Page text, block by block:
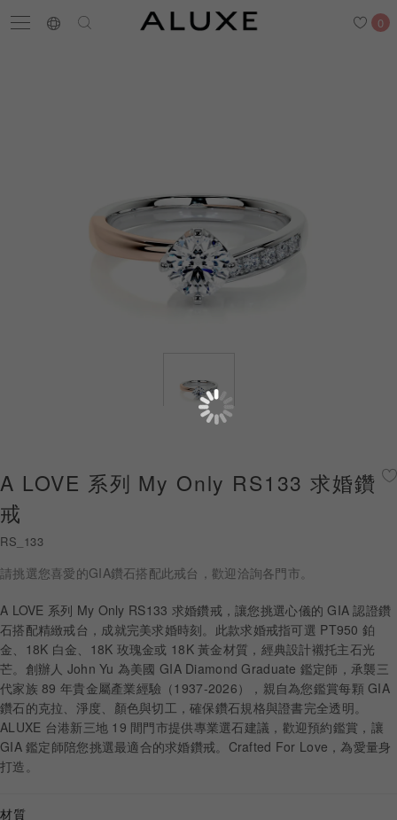
0
門市一覽
黃金金飾
關於ALUXE
嚴選鑽石
最新消息
婚禮護照
線上購物
LANGUAGE
A LOVE 系列 My Only RS133 求婚鑽
戒
RS_133
請挑選您喜愛的GIA鑽石搭配此戒台，歡迎洽詢各門市。
A LOVE 系列 My Only RS133 求婚鑽戒，讓您挑選心儀的 GIA 認證鑽
石搭配精緻戒台，成就完美求婚時刻。此款求婚戒指可選 PT950 鉑
金、18K 白金、18K 玫瑰金或 18K 黃金材質，經典設計襯托主石光
芒。創辦人 John Yu 為美國 GIA Diamond Graduate 鑑定師，承襲三
代家族 89 年貴金屬產業經驗（1937-2026），親自為您鑑賞每顆 GIA
鑽石的克拉、淨度、顏色與切工，確保鑽石規格與證書完全透明。
ALUXE 台港新三地 19 間門市提供專業選石建議，歡迎預約鑑賞，讓
GIA 鑑定師陪您挑選最適合的求婚鑽戒。Crafted For Love，為愛量身
打造。
材質